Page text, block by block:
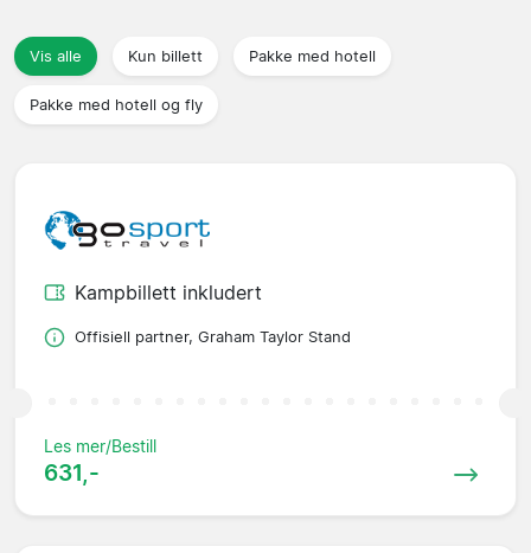
Reisebyråer
Vis alle Kun billett Pakke med hotell
Pakke med hotell og fly
Kampbillett inkludert
Offisiell partner, Graham Taylor Stand
Les mer/Bestill
631,-